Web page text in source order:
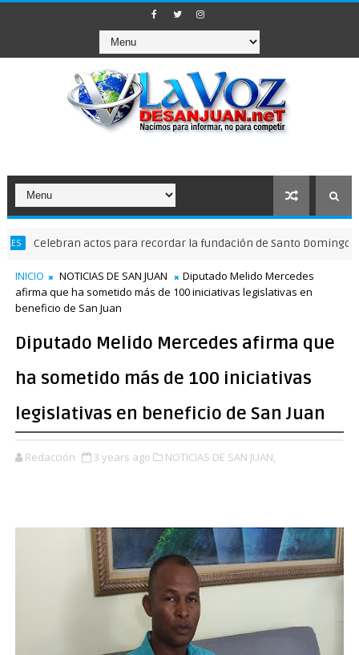
actos para recordar la fundación de Santo Domingo
INICIO NOTICIAS DE SAN JUAN
Diputado Melido Mercedes
afirma que ha sometido más de 100 iniciativas legislativas en
beneficio de San Juan
Diputado Melido Mercedes afirma que
ha sometido más de 100 iniciativas
legislativas en beneficio de San Juan
Redacción 3 years ago NOTICIAS DE SAN JUAN,